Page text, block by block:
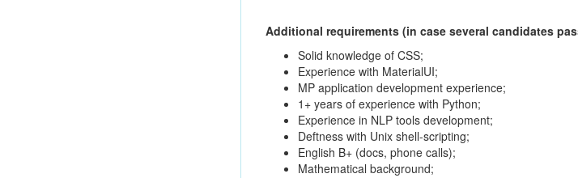
Additional requirements (in case several candidates
Solid knowledge of CSS;
Experience with MaterialUI;
MP application development experience;
1+ years of experience with Python;
Experience in NLP tools development;
Deftness with Unix shell-scripting;
English B+ (docs, phone calls);
Mathematical background;